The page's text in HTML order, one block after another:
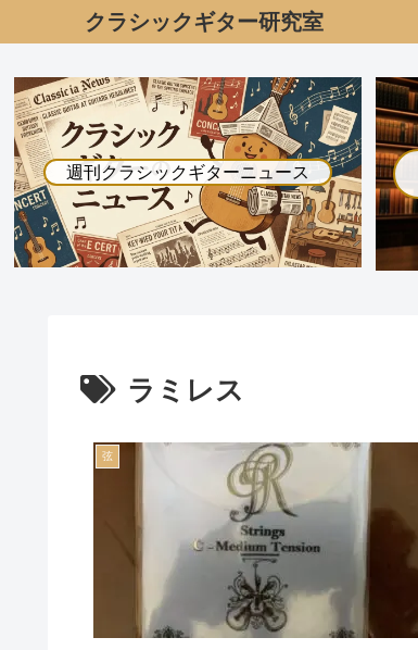
クラシックギター研究室
週刊クラシックギターニュース
ラミレス
弦